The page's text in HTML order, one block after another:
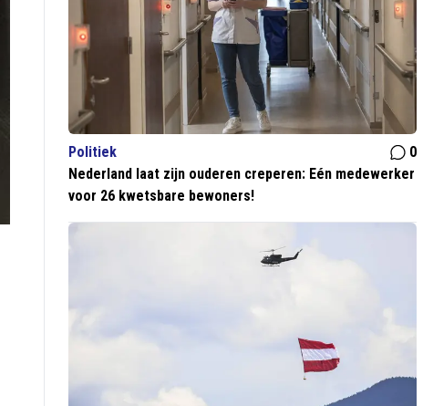
Politiek
0
Nederland laat zijn ouderen creperen: Eén medewerker
voor 26 kwetsbare bewoners!